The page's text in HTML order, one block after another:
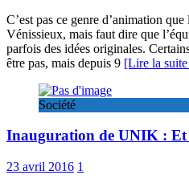
C’est pas ce genre d’animation
Vénissieux, mais faut dire que
parfois des idées originales.
être pas, mais depuis 9 [Lire la
Société
Inauguration de UNIK : Et
23 avril 2016 1